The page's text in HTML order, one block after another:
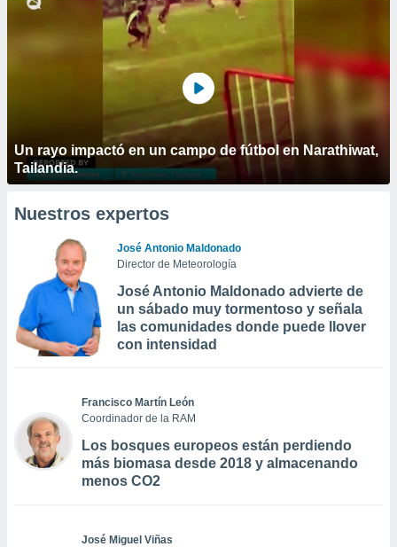
Un rayo impactó en un campo de fútbol en Narathiwat,
Tailandia.
Nuestros expertos
José Antonio Maldonado
Director de Meteorología
José Antonio Maldonado advierte de
un sábado muy tormentoso y señala
las comunidades donde puede llover
con intensidad
Francisco Martín León
Coordinador de la RAM
Los bosques europeos están perdiendo
más biomasa desde 2018 y almacenando
menos CO2
José Miguel Viñas